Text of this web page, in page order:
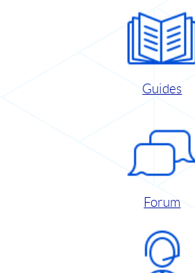
Guides
Forum